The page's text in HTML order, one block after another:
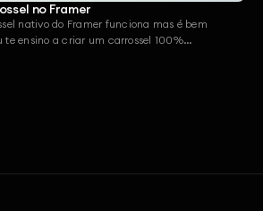
no Framer
nativo do Framer funciona mas é bem
te ensino a criar um carrossel 100%